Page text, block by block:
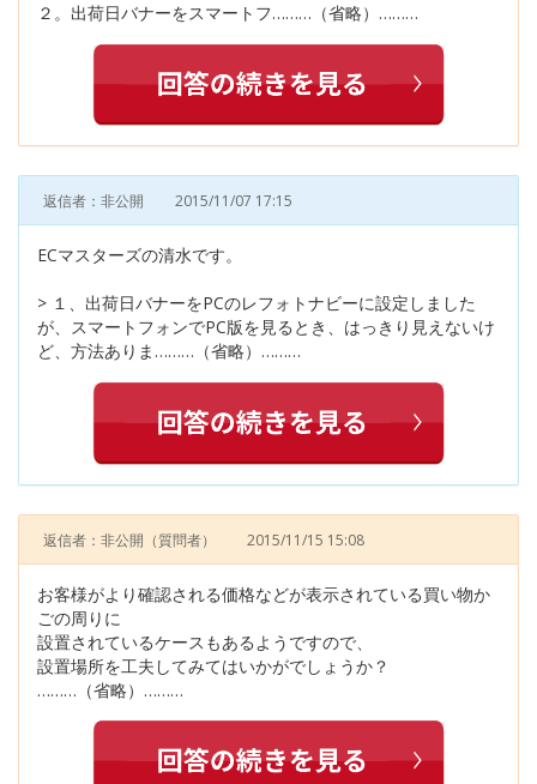
２。出荷日バナーをスマートフ………（省略）………
返信者：非公開 2015/11/07 17:15
ECマスターズの清水です。
> １、出荷日バナーをPCのレフォトナビーに設定しました
が、スマートフォンでPC版を見るとき、はっきり見えないけ
ど、方法ありま………（省略）………
返信者：非公開 （質問者） 2015/11/15 15:08
お客様がより確認される価格などが表示されている買い物か
ごの周りに
設置されているケースもあるようですので、
設置場所を工夫してみてはいかがでしょうか？
………（省略）………